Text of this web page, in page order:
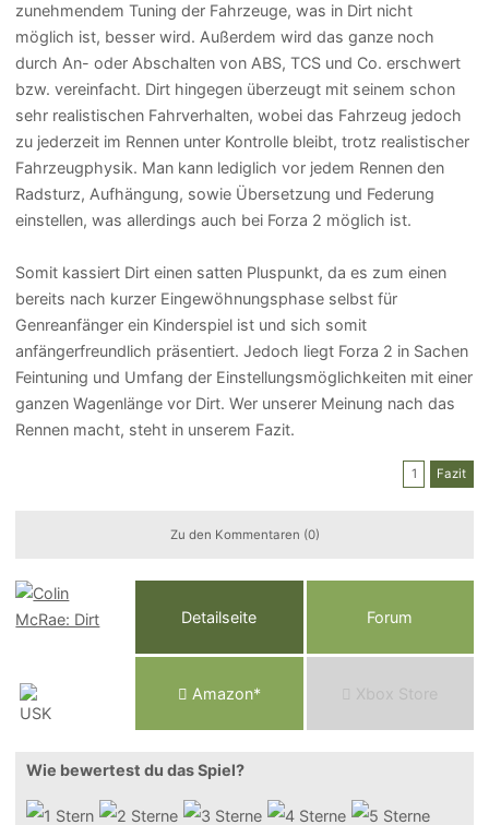
zunehmendem Tuning der Fahrzeuge, was in Dirt nicht
möglich ist, besser wird. Außerdem wird das ganze noch
durch An- oder Abschalten von ABS, TCS und Co. erschwert
bzw. vereinfacht. Dirt hingegen überzeugt mit seinem schon
sehr realistischen Fahrverhalten, wobei das Fahrzeug jedoch
zu jederzeit im Rennen unter Kontrolle bleibt, trotz realistischer
Fahrzeugphysik. Man kann lediglich vor jedem Rennen den
Radsturz, Aufhängung, sowie Übersetzung und Federung
einstellen, was allerdings auch bei Forza 2 möglich ist.
Somit kassiert Dirt einen satten Pluspunkt, da es zum einen
bereits nach kurzer Eingewöhnungsphase selbst für
Genreanfänger ein Kinderspiel ist und sich somit
anfängerfreundlich präsentiert. Jedoch liegt Forza 2 in Sachen
Feintuning und Umfang der Einstellungsmöglichkeiten mit einer
ganzen Wagenlänge vor Dirt. Wer unserer Meinung nach das
Rennen macht, steht in unserem Fazit.
1 Fazit
Zu den Kommentaren (0)
Detailseite Forum
Amazon* Xbox Store
Wie bewertest du das Spiel?